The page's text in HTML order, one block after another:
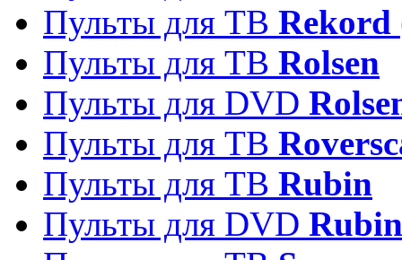
Пульты для ТВ Rekord
Пульты для ТВ Rolsen
Пульты для DVD
Пульты для ТВ
Пульты для ТВ Rubin
Пульты для DVD Rubin